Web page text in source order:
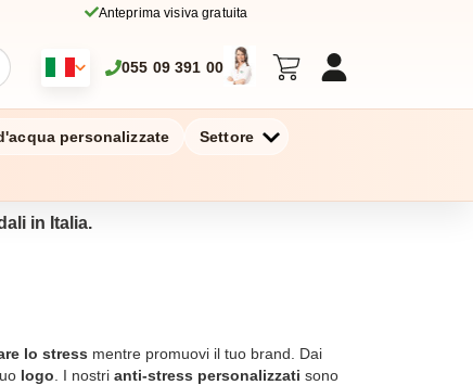
Anteprima visiva gratuita
055 09 391 00
personalizzate Settore
in Italia.
lo stress mentre promuovi il tuo brand. Dai
logo . I nostri anti-stress personalizzati sono